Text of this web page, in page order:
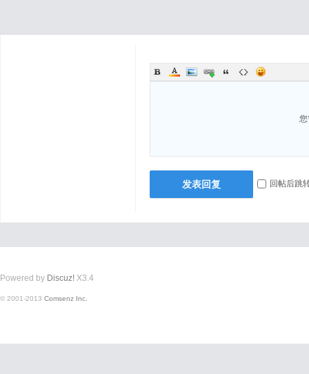
发表回复 回帖后跳
Powered by Discuz! X3.4
© 2001-2013 Comsenz Inc.